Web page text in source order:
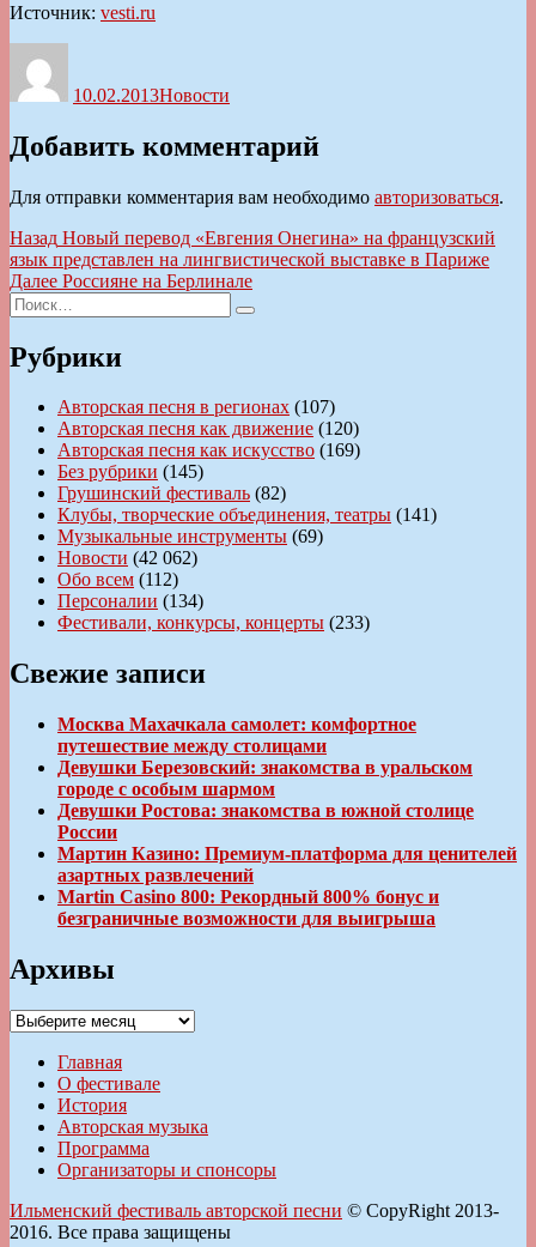
Источник: vesti.ru
10.02.2013Новости
Добавить комментарий
Для отправки комментария вам необходимо авторизоваться.
Навигация
по
записям
Назад Предыдущая
запись:
Новый перевод «Евгения Онегина» на французский
язык представлен на лингвистической выставке в Париже
Далее Следующая
Россияне на Берлинале
Искать:
Поиск
Рубрики
Авторская песня в регионах (107)
Авторская песня как движение (120)
Авторская песня как искусство (169)
Без рубрики (145)
Грушинский фестиваль (82)
Клубы, творческие объединения, театры (141)
Музыкальные инструменты (69)
Новости (42 062)
Обо всем (112)
Персоналии (134)
Фестивали, конкурсы, концерты (233)
Свежие записи
Москва Махачкала самолет: комфортное
путешествие между столицами
Девушки Березовский: знакомства в уральском
городе с особым шармом
Девушки Ростова: знакомства в южной столице
России
Мартин Казино: Премиум-платформа для ценителей
азартных развлечений
Martin Casino 800: Рекордный 800% бонус и
безграничные возможности для выигрыша
Архивы
Архивы
Главная
О фестивале
История
Авторская музыка
Программа
Организаторы и спонсоры
Ильменский фестиваль авторской песни © CopyRight 2013-
2016. Все права защищены